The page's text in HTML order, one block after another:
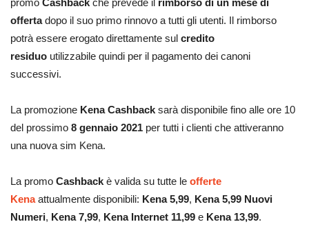
promo Cashback che prevede il rimborso di un mese di
offertadopo il suo primo rinnovo a tutti gli utenti. Il rimborso
potrà essere erogato direttamente sul credito
residuo utilizzabile quindi per il pagamento dei canoni
successivi.
La promozione Kena Cashback sarà disponibile fino alle ore 10
del prossimo 8 gennaio 2021 per tutti i clienti che attiveranno
una nuova sim Kena.
La promo Cashback è valida su tutte le offerte
Kenaattualmente disponibili: Kena 5,99, Kena 5,99 Nuovi
Numeri, Kena 7,99, Kena Internet 11,99 e Kena 13,99.